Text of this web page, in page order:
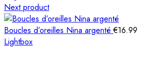
Next product
Boucles d’oreilles Nina argenté€16.99
Lightbox